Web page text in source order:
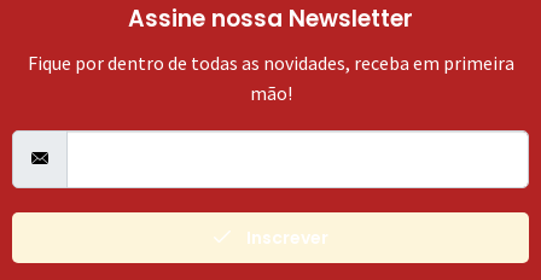
Assine nossa Newsletter
Fique por dentro de todas as novidades, receba em primeira
mão!
Inscrever